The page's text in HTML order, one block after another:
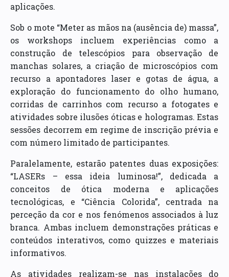
aplicações.
Sob o mote “Meter as mãos na (ausência de) massa”,
os workshops incluem experiências como a
construção de telescópios para observação de
manchas solares, a criação de microscópios com
recurso a apontadores laser e gotas de água, a
exploração do funcionamento do olho humano,
corridas de carrinhos com recurso a fotogates e
atividades sobre ilusões óticas e hologramas. Estas
sessões decorrem em regime de inscrição prévia e
com número limitado de participantes.
Paralelamente, estarão patentes duas exposições:
“LASERs – essa ideia luminosa!”, dedicada a
conceitos de ótica moderna e aplicações
tecnológicas, e “Ciência Colorida”, centrada na
perceção da cor e nos fenómenos associados à luz
branca. Ambas incluem demonstrações práticas e
conteúdos interativos, como quizzes e materiais
informativos.
As atividades realizam-se nas instalações do